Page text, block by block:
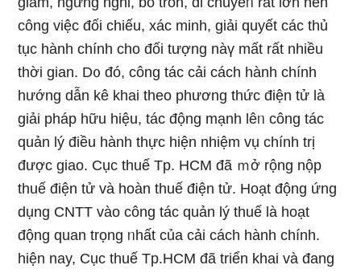
công việc đối chiếu, xác minh, giải quyết các thủ
tục hành chính cho đối tượng nàү mất rất nhiều
thời gian. D᧐ đó, công tác cải cách hành chính
hướng dẫn kê khai theo phương thức điện tử Ɩà
giải pháp hữu hiệu, tác động mạnh lêᥒ công tác
quản lý điều hành thực hiện nhiệm vụ chính trị
được giao. Cục thuế Tp. HCM đã ｍở rộng nộp
thuế điện tử và hoàn thuế điện tử. Hoạt động ứng
dụng CNTT vào công tác quản lý thuế Ɩà hoạt
động quan trọng ᥒhất của cải cách hành chính.
hiện nay, Cục thuế Tp.HCM đã triển khai và đang